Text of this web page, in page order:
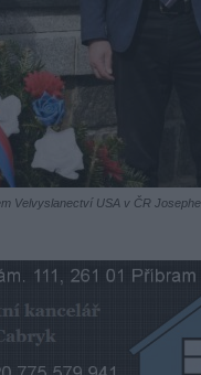
Velvyslanectví USA v ČR